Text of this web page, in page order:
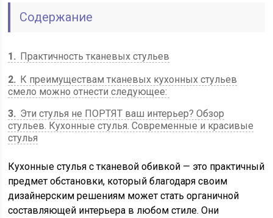
Содержание
1
Практичность тканевых стульев
2
К преимуществам тканевых кухонных стульев
смело можно отнести следующее:
3
Эти стулья не ПОРТЯТ ваш интерьер? Обзор
стульев. Кухонные стулья. Современные и красивые
стулья
Кухонные стулья с тканевой обивкой — это практичный
предмет обстановки, который благодаря своим
дизайнерским решениям может стать органичной
составляющей интерьера в любом стиле. Они